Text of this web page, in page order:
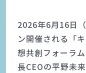
2026年6月16日
ン開催される「
想共創フォーラ
長CEOの平野未